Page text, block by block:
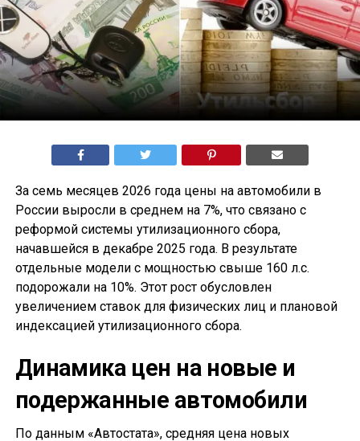
За семь месяцев 2026 года цены на автомобили в
России выросли в среднем на 7%, что связано с
реформой системы утилизационного сбора,
начавшейся в декабре 2025 года. В результате
отдельные модели с мощностью свыше 160 л.с.
подорожали на 10%. Этот рост обусловлен
увеличением ставок для физических лиц и плановой
индексацией утилизационного сбора.
Динамика цен на новые и
подержанные автомобили
По данным «Автостата», средняя цена новых